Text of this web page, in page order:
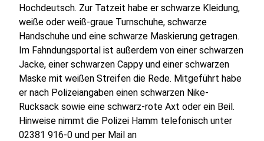
Hochdeutsch. Zur Tatzeit habe er schwarze Kleidung,
weiße oder weiß-graue Turnschuhe, schwarze
Handschuhe und eine schwarze Maskierung getragen.
Im Fahndungsportal ist außerdem von einer schwarzen
Jacke, einer schwarzen Cappy und einer schwarzen
Maske mit weißen Streifen die Rede. Mitgeführt habe
er nach Polizeiangaben einen schwarzen Nike-
Rucksack sowie eine schwarz-rote Axt oder ein Beil.
Hinweise nimmt die Polizei Hamm telefonisch unter
02381 916-0 und per Mail an